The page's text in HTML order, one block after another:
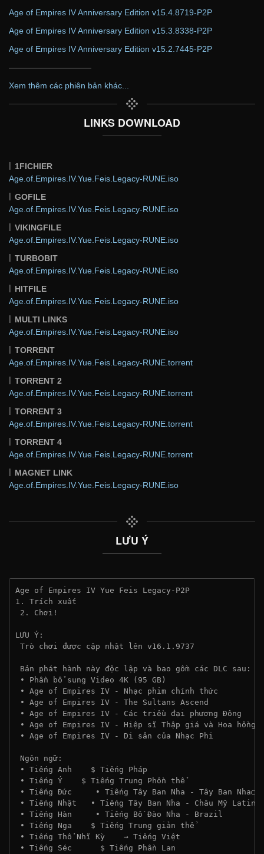
Age of Empires IV Anniversary Edition v15.4.8719-P2P
Age of Empires IV Anniversary Edition v15.3.8338-P2P
Age of Empires IV Anniversary Edition v15.2.7445-P2P
——————————
Xem thêm các phiên bản khác...
LINKS DOWNLOAD
1FICHIER
Age.of.Empires.IV.Yue.Feis.Legacy-RUNE.iso
GOFILE
Age.of.Empires.IV.Yue.Feis.Legacy-RUNE.iso
VIKINGFILE
Age.of.Empires.IV.Yue.Feis.Legacy-RUNE.iso
TURBOBIT
Age.of.Empires.IV.Yue.Feis.Legacy-RUNE.iso
HITFILE
Age.of.Empires.IV.Yue.Feis.Legacy-RUNE.iso
MULTI LINKS
Age.of.Empires.IV.Yue.Feis.Legacy-RUNE.iso
TORRENT
Age.of.Empires.IV.Yue.Feis.Legacy-RUNE.torrent
TORRENT 2
Age.of.Empires.IV.Yue.Feis.Legacy-RUNE.torrent
TORRENT 3
Age.of.Empires.IV.Yue.Feis.Legacy-RUNE.torrent
TORRENT 4
Age.of.Empires.IV.Yue.Feis.Legacy-RUNE.torrent
MAGNET LINK
Age.of.Empires.IV.Yue.Feis.Legacy-RUNE.iso
LƯU Ý
Age of Empires IV Yue Feis Legacy-P2P
1. Trích xuất
2. Chơi!
LƯU Ý:
Trò chơi được cập nhật lên v16.1.9737
Bản phát hành này độc lập và bao gồm các DLC sau:
• Phần bổ sung Video 4K (95 GB)
• Age of Empires IV - Nhạc phim chính thức
• Age of Empires IV - The Sultans Ascend
• Age of Empires IV - Các triều đại phương Đông
• Age of Empires IV - Hiệp sĩ Thập giá và Hoa hồng
• Age of Empires IV - Di sản của Nhạc Phi
Ngôn ngữ:
• Tiếng Anh    $ Tiếng Pháp
• Tiếng Ý    $ Tiếng Trung Phồn thể
• Tiếng Đức     • Tiếng Tây Ban Nha - Tây Ban Nha○
• Tiếng Nhật   • Tiếng Tây Ban Nha - Châu Mỹ Latinh
• Tiếng Hàn     • Tiếng Bồ Đào Nha - Brazil
• Tiếng Nga    $ Tiếng Trung giản thể
• Tiếng Thổ Nhĩ Kỳ    → Tiếng Việt
• Tiếng Séc      $ Tiếng Phần Lan